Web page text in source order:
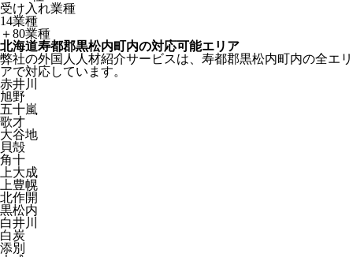
受け入れ業種
14業種
＋80業種
北海道寿都郡黒松内町内の対応可能エリア
弊社の外国人人材紹介サービスは、寿都郡黒松内町内の全エリ
アで対応しています。
赤井川
旭野
五十嵐
歌才
大谷地
貝殻
角十
上大成
上豊幌
北作開
黒松内
白井川
白炭
添別